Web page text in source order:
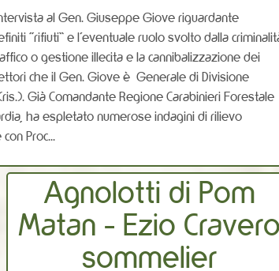
al Gen. Giuseppe Giove riguardante
“rifiuti” e l’eventuale ruolo svolto dalla
o gestione illecita e la cannibalizzazione dei
che il Gen. Giove è Generale di Divisione
Già Comandante Regione Carabinieri Forestale
ha espletato numerose indagini di rilievo
Proc...
Agnolotti di Pom
Matan - Ezio
sommelier